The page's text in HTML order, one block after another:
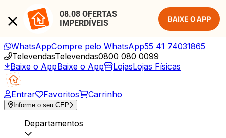
08.08 OFERTAS
IMPERDÍVEIS
BAIXE O APP
WhatsAppCompre pelo WhatsApp55 41 74031865
TelevendasTelevendas0800 080 0099
Baixe o AppBaixe o App LojasLojas Físicas
Entrar Favoritos Carrinho
Informe o seu CEP
Departamentos